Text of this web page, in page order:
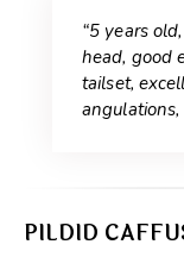
“5 years
head, good
tailset,
PILDID